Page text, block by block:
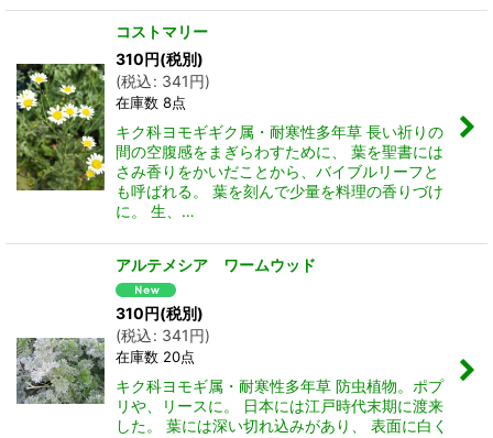
コストマリー
310円(税別)
(税込: 341円)
在庫数 8点
キク科ヨモギギク属・耐寒性多年草 長い祈りの
間の空腹感をまぎらわすために、 葉を聖書には
さみ香りをかいだことから、バイブルリーフと
も呼ばれる。 葉を刻んで少量を料理の香りづけ
に。 生、…
アルテメシア ワームウッド
310円(税別)
(税込: 341円)
在庫数 20点
キク科ヨモギ属・耐寒性多年草 防虫植物。ポプ
リや、リースに。 日本には江戸時代末期に渡来
した。 葉には深い切れ込みがあり、 表面に白く